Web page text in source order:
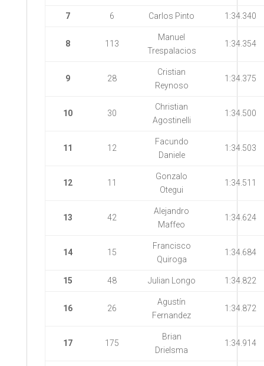
7 6 Carlos Pinto 1:34.340
8 113
Manuel
Trespalacios
1:34.354
9 28
Cristian
Reynoso
1:34.375
10 30
Christian
Agostinelli
1:34.500
11 12
Facundo
Daniele
1:34.503
12 11
Gonzalo
Otegui
1:34.511
13 42
Alejandro
Maffeo
1:34.624
14 15
Francisco
Quiroga
1:34.684
15 48 Julian Longo 1:34.822
16 26
Agustín
Fernandez
1:34.872
17 175
Brian
Drielsma
1:34.914